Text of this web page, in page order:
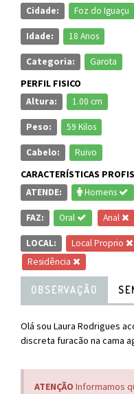
Cidade: Foz do Iguaçu
Idade: 18 Anos
Categoria: Garota
PERFIL FISICO
Altura: 1.00 cm
Peso: 59 Kilos
Cabelo: Ruivo
CARACTERÍSTICAS
ATENDE: Homens
FAZ: Oral Anal
LOCAL: Local Proprio
Residência
OBSERVAÇÃO
Olá sou Laura Rodrigues
discreta furacão na cama
ATENÇÃO Informamos